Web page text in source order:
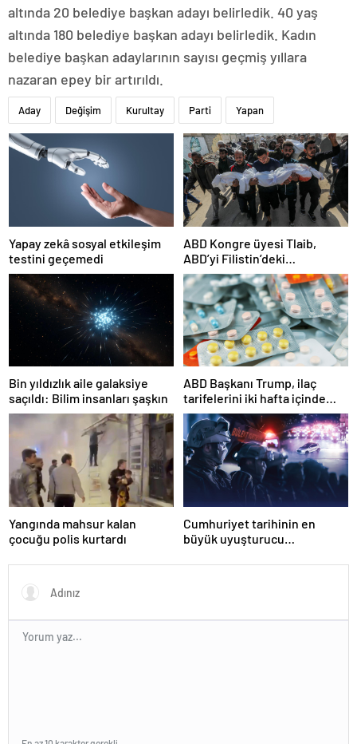
altında 20 belediye başkan adayı belirledik. 40 yaş
altında 180 belediye başkan adayı belirledik. Kadın
belediye başkan adaylarının sayısı geçmiş yıllara
nazaran epey bir artırıldı.
Aday Değişim Kurultay Parti Yapan
Yapay zekâ sosyal etkileşim
testini geçemedi
ABD Kongre üyesi Tlaib,
ABD’yi Filistin’deki
“soykırımda suç ortağı”
olmakla itham etti
Bin yıldızlık aile galaksiye
saçıldı: Bilim insanları şaşkın
ABD Başkanı Trump, ilaç
tarifelerini iki hafta içinde
açıklayacağını söyledi
Yangında mahsur kalan
çocuğu polis kurtardı
Cumhuriyet tarihinin en
büyük uyuşturucu
tutuklandı